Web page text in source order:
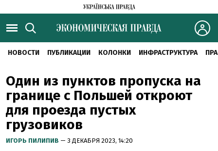
НОВОСТИ ПУБЛИКАЦИИ КОЛОНКИ ИНФРАСТРУКТУРА
Один из пунктов пропуска на
границе с Польшей откроют
для проезда пустых
грузовиков
ИГОРЬ ПИЛИПИВ — 3 ДЕКАБРЯ 2023, 14:20